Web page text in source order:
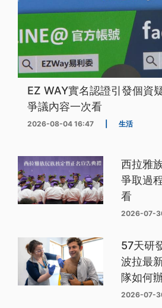
EZ WAY實名認證引發個資
爭議內容一次看
2026-08-04 16:47 生活
西拉雅
爭取過
看
2026-07-
57天研
波拉最
隊如何
2026-07-